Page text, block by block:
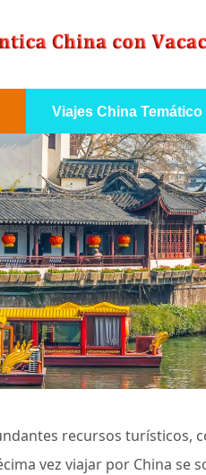
Viajes China Temático
recursos
vez viajar por China se